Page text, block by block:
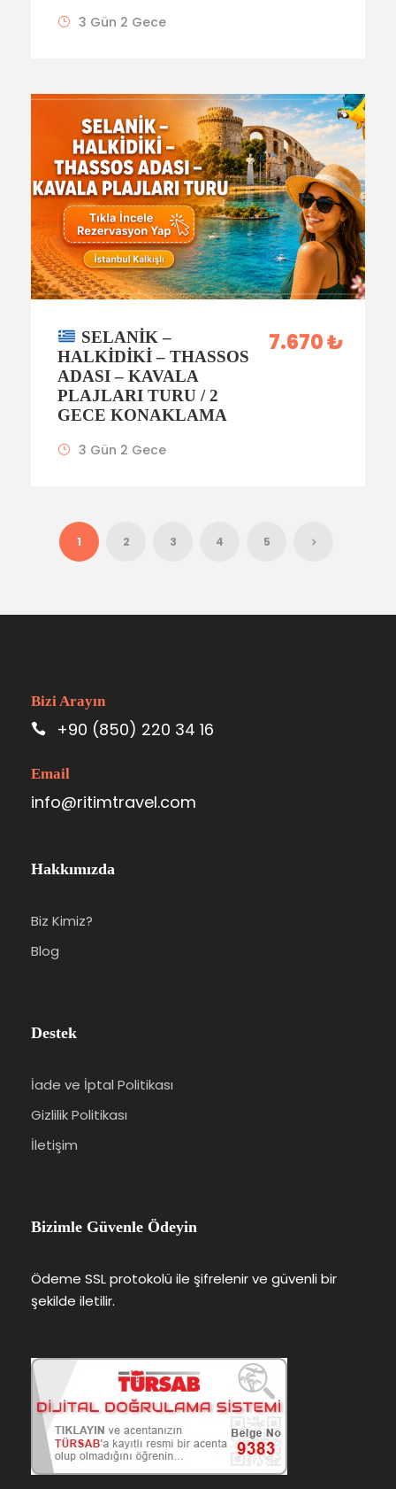
3 Gün 2 Gece
SELANIK –
HALKIDIKI – THASSOS
ADASI – KAVALA
PLAJLARI TURU / 2
GECE KONAKLAMA
7.670 ₺
3 Gün 2 Gece
1 2 3 4 5
Bizi Arayın
+90 (850) 220 34 16
Email
info@ritimtravel.com
Hakkımızda
Biz Kimiz?
Blog
Destek
İade ve İptal Politikası
Gizlilik Politikası
İletişim
Bizimle Güvenle Ödeyin
Ödeme SSL protokolü ile şifrelenir ve güvenli bir
şekilde iletilir.